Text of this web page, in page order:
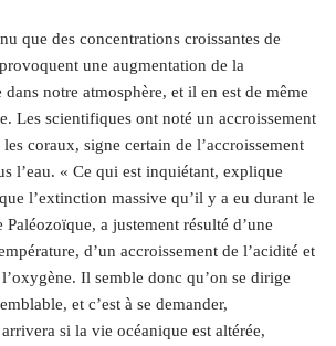
que des concentrations croissantes de
une augmentation de la
dans notre atmosphère, et il en est de même
Les scientifiques ont noté un accroissement
coraux, signe certain de l’accroissement
l’eau. « Ce qui est inquiétant, explique
l’extinction massive qu’il y a eu durant le
a justement résulté d’une
d’un accroissement de l’acidité et
Il semble donc qu’on se dirige
et c’est à se demander,
si la vie océanique est altérée,